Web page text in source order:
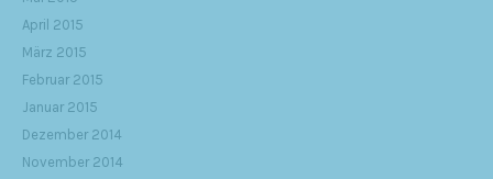
April 2015
März 2015
Februar 2015
Januar 2015
Dezember 2014
November 2014